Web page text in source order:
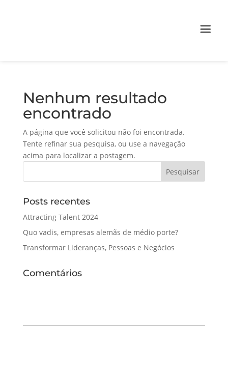
Nenhum resultado
encontrado
A página que você solicitou não foi encontrada.
Tente refinar sua pesquisa, ou use a navegação
acima para localizar a postagem.
Posts recentes
Attracting Talent 2024
Quo vadis, empresas alemãs de médio porte?
Transformar Lideranças, Pessoas e Negócios
Comentários